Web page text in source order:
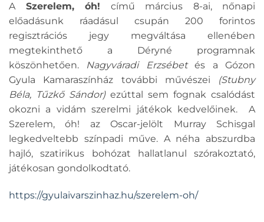
A Szerelem, óh! című március 8-ai, nőnapi
előadásunk ráadásul csupán 200 forintos
regisztrációs jegy megváltása ellenében
megtekinthető a Déryné programnak
köszönhetően. Nagyváradi Erzsébetés a Gózon
Gyula Kamaraszínház további művészei
(Stubny
Béla, Tűzkő Sándor)ezúttal sem fognak csalódást
okozni a vidám szerelmi játékok kedvelőinek. A
Szerelem, óh! az Oscar-jelölt Murray Schisgal
legkedveltebb színpadi műve. A néha abszurdba
hajló, szatirikus bohózat hallatlanul szórakoztató,
játékosan gondolkodtató.
https://gyulaivarszinhaz.hu/szerelem-oh/